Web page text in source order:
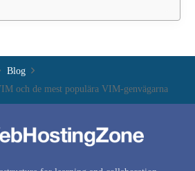
Blog
och de mest populära VIM-genvägarna